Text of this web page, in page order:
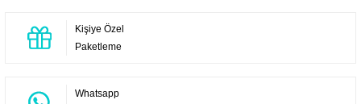
Kişiye Özel
Paketleme
Whatsapp